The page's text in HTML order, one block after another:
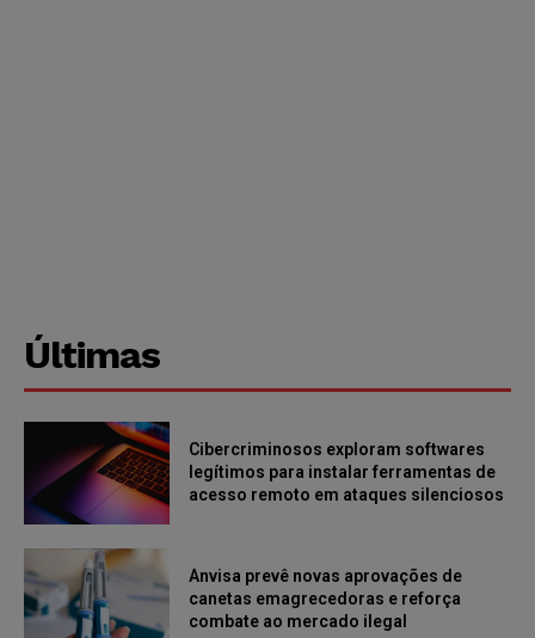
Últimas
Cibercriminosos exploram softwares
legítimos para instalar ferramentas de
acesso remoto em ataques silenciosos
Anvisa prevê novas aprovações de
canetas emagrecedoras e reforça
combate ao mercado ilegal